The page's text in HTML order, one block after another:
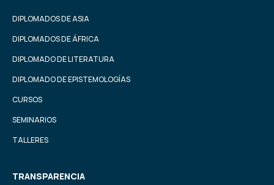
DIPLOMADOS DE ASIA
DIPLOMADOS DE ÁFRICA
DIPLOMADO DE LITERATURA
DIPLOMADO DE EPISTEMOLOGÍAS
CURSOS
SEMINARIOS
TALLERES
TRANSPARENCIA